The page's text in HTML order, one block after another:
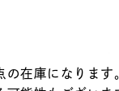
の在庫になります